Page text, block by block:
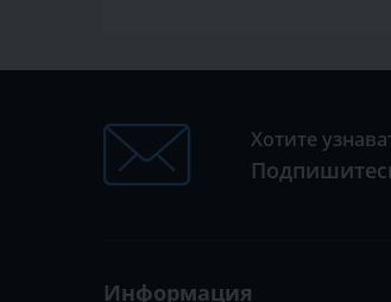
Хотите
Информация